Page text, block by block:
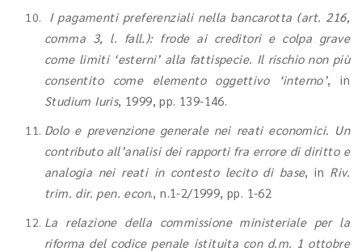
I pagamenti preferenziali nella bancarotta (art. 216,
comma 3, l. fall.): frode ai creditori e colpa grave
come limiti ‘esterni’ alla fattispecie. Il rischio non più
consentito come elemento oggettivo ‘interno’, in
Studium Iuris, 1999, pp. 139-146.
Dolo e prevenzione generale nei reati economici. Un
contributo all’analisi dei rapporti fra errore di diritto e
analogia nei reati in contesto lecito di base, in Riv.
trim. dir. pen. econ., n.1-2/1999, pp. 1-62
La relazione della commissione ministeriale per la
riforma del codice penale istituita con d.m. 1 ottobre